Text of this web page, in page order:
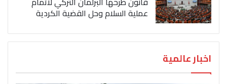
عملية السلام وحل القضية الكردية
اخبار عالمية